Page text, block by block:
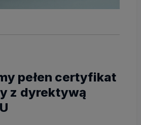
pełen certyfikat
z dyrektywą